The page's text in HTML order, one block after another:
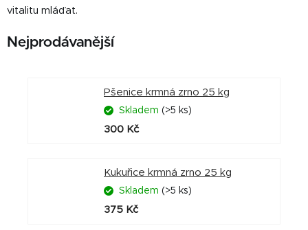
vitalitu mláďat.
Nejprodávanější
Pšenice krmná zrno 25 kg
Skladem (>5 ks)
300 Kč
Kukuřice krmná zrno 25 kg
Skladem (>5 ks)
375 Kč